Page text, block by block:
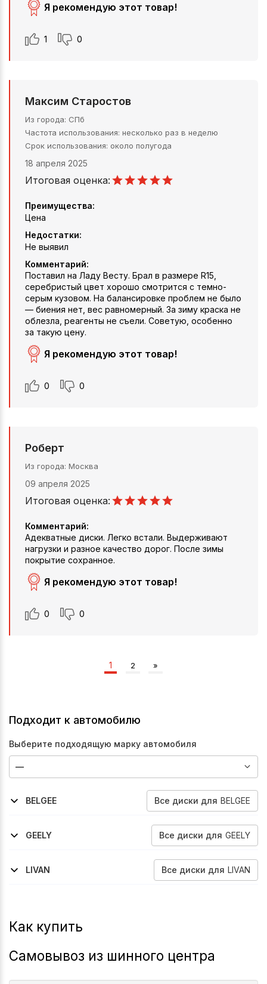
Я рекомендую этот товар!
1 0
Максим Старостов
Из города СПб
Частота использования несколько раз в неделю
Срок использования около полугода
18 апреля 2025
Итоговая оценка:
Преимущества:
Цена
Недостатки:
Не выявил
Комментарий:
Поставил на Ладу Весту. Брал в размере R15,
серебристый цвет хорошо смотрится с темно-
серым кузовом. На балансировке проблем не было
— биения нет, вес равномерный. За зиму краска не
облезла, реагенты не съели. Советую, особенно
за такую цену.
Я рекомендую этот товар!
0 0
Роберт
Из города Москва
09 апреля 2025
Итоговая оценка:
Комментарий:
Адекватные диски. Легко встали. Выдерживают
нагрузки и разное качество дорог. После зимы
покрытие сохранное.
Я рекомендую этот товар!
0 0
1 2 »
Подходит к автомобилю
Выберите подходящую марку автомобиля
BELGEE Все диски для BELGEE
2023-2026
2024-2026
2026-2026
GEELY
Все диски для GEELY
2023-2026
2020-2025
2021-2025
2025-2026
LIVAN
Все диски для LIVAN
Как купить
Самовывоз из шинного центра